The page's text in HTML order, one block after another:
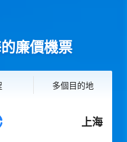
廉價機票
多個目的地
上海